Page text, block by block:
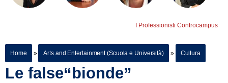
I Professionisti Controcampus
Home » Arts and Entertainment (Scuola e Università) » Cultura
Le false“bionde”